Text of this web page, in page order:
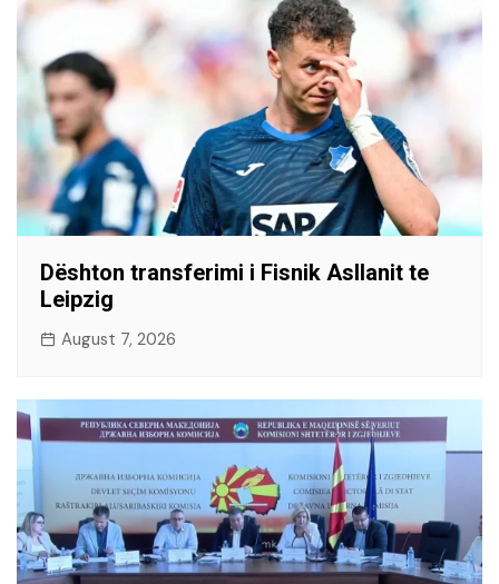
Dështon transferimi i Fisnik Asllanit te
Leipzig
August 7, 2026